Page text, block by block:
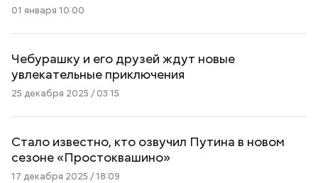
01 января 10:00
Чебурашку и его друзей ждут новые
увлекательные приключения
25 декабря 2025 / 03:15
Стало известно, кто озвучил Путина в новом
сезоне «Простоквашино»
17 декабря 2025 / 18:09